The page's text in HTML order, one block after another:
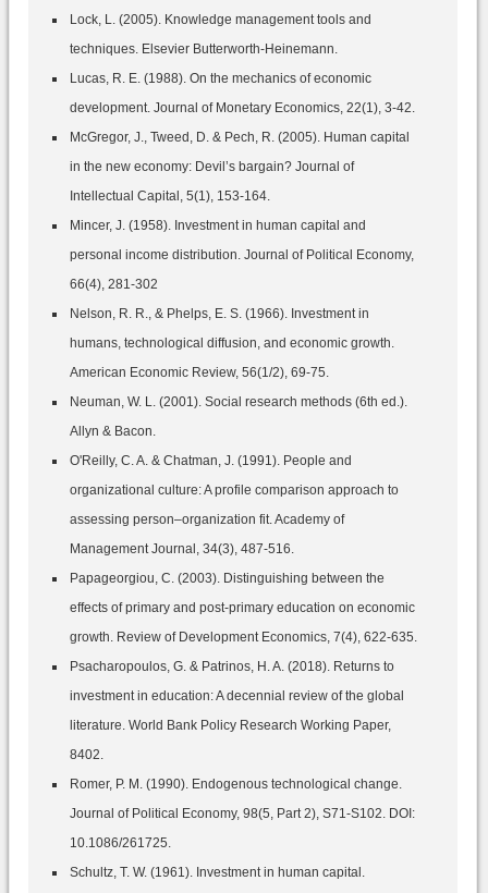
Lock, L. (2005). Knowledge management tools and
techniques. Elsevier Butterworth-Heinemann.
Lucas, R. E. (1988). On the mechanics of economic
development. Journal of Monetary Economics, 22(1), 3-42.
McGregor, J., Tweed, D. & Pech, R. (2005). Human capital
in the new economy: Devil’s bargain? Journal of
Intellectual Capital, 5(1), 153-164.
Mincer, J. (1958). Investment in human capital and
personal income distribution. Journal of Political Economy,
66(4), 281-302
Nelson, R. R., & Phelps, E. S. (1966). Investment in
humans, technological diffusion, and economic growth.
American Economic Review, 56(1/2), 69-75.
Neuman, W. L. (2001). Social research methods (6th ed.).
Allyn & Bacon.
O'Reilly, C. A. & Chatman, J. (1991). People and
organizational culture: A profile comparison approach to
assessing person–organization fit. Academy of
Management Journal, 34(3), 487-516.
Papageorgiou, C. (2003). Distinguishing between the
effects of primary and post-primary education on economic
growth. Review of Development Economics, 7(4), 622-635.
Psacharopoulos, G. & Patrinos, H. A. (2018). Returns to
investment in education: A decennial review of the global
literature. World Bank Policy Research Working Paper,
8402.
Romer, P. M. (1990). Endogenous technological change.
Journal of Political Economy, 98(5, Part 2), S71-S102. DOI:
10.1086/261725.
Schultz, T. W. (1961). Investment in human capital.